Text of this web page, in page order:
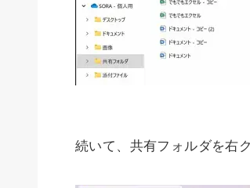
続いて、共有フォルダを右